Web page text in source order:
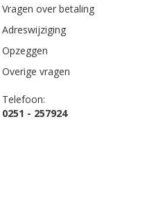
Vragen over betaling
Adreswijziging
Opzeggen
Overige vragen
Telefoon:
0251 - 257924